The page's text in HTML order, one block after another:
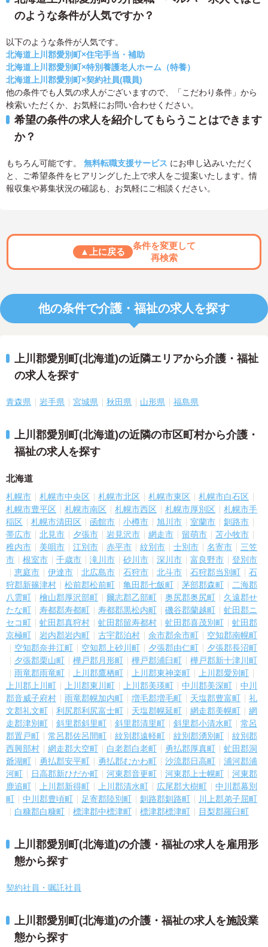
のような条件が人気ですか？
以下のような条件が人気です。
北海道上川郡愛別町×住宅手当・補助
北海道上川郡愛別町×特別養護老人ホーム（特養）
北海道上川郡愛別町×契約社員(職員)
他の条件でも人気の求人がございますので、「こだわり条件」から
検索いただくか、お気軽にお問い合わせください。
希望の条件の求人を紹介してもらうことはできます
か？
もちろん可能です。 無料転職支援サービス にお申し込みいただく
と、ご希望条件をヒアリングした上で求人をご提案いたします。情
報収集や募集状況の確認も、お気軽にご相談ください。
▲上に戻る
条件を変更して
再検索
他の条件で介護・福祉の求人を探す
上川郡愛別町(北海道)の近隣エリアから介護・福祉
の求人を探す
青森県 岩手県 宮城県 秋田県 山形県 福島県
上川郡愛別町(北海道)の近隣の市区町村から介護・
福祉の求人を探す
北海道
札幌市 札幌市中央区 札幌市北区 札幌市東区
札幌市白石区
札幌市豊平区
札幌市南区 札幌市西区 札幌市厚別区
札幌市手
稲区
札幌市清田区 函館市 小樽市 旭川市 室蘭市
釧路市
帯広市
北見市 夕張市 岩見沢市 網走市 留萌市
苫小牧市
稚内市
美唄市 江別市 赤平市 紋別市 士別市 名寄市
三笠
市
根室市 千歳市 滝川市 砂川市 深川市 富良野市
登別市
恵庭市
伊達市 北広島市 石狩市 北斗市 石狩郡当別町
石
狩郡新篠津村
松前郡松前町 亀田郡七飯町 茅部郡森町
二海郡
八雲町
檜山郡厚沢部町 爾志郡乙部町 奥尻郡奥尻町
久遠郡せ
たな町
寿都郡寿都町 寿都郡黒松内町 磯谷郡蘭越町
虻田郡ニ
セコ町
虻田郡真狩村 虻田郡留寿都村 虻田郡喜茂別町
虻田郡
京極町
岩内郡岩内町 古宇郡泊村 余市郡余市町
空知郡南幌町
空知郡奈井江町
空知郡上砂川町 夕張郡由仁町
夕張郡長沼町
夕張郡栗山町
樺戸郡月形町 樺戸郡浦臼町
樺戸郡新十津川町
雨竜郡雨竜町
上川郡鷹栖町 上川郡東神楽町
上川郡愛別町
上川郡上川町
上川郡東川町 上川郡美瑛町 中川郡美深町
中川
郡音威子府村
雨竜郡幌加内町 増毛郡増毛町 天塩郡豊富町
礼
文郡礼文町
利尻郡利尻富士町 天塩郡幌延町 網走郡美幌町
網
走郡津別町
斜里郡斜里町 斜里郡清里町 斜里郡小清水町
常呂
郡置戸町
常呂郡佐呂間町 紋別郡遠軽町 紋別郡湧別町
紋別郡
西興部村
網走郡大空町 白老郡白老町 勇払郡厚真町
虻田郡洞
爺湖町
勇払郡安平町 勇払郡むかわ町 沙流郡日高町
浦河郡浦
河町
日高郡新ひだか町 河東郡音更町 河東郡上士幌町
河東郡
鹿追町
上川郡新得町 上川郡清水町 広尾郡大樹町
中川郡幕別
町
中川郡豊頃町 足寄郡陸別町 釧路郡釧路町
川上郡弟子屈町
白糠郡白糠町
標津郡中標津町 標津郡標津町 目梨郡羅臼町
上川郡愛別町(北海道)の介護・福祉の求人を雇用形
態から探す
契約社員・嘱託社員
上川郡愛別町(北海道)の介護・福祉の求人を施設業
態から探す